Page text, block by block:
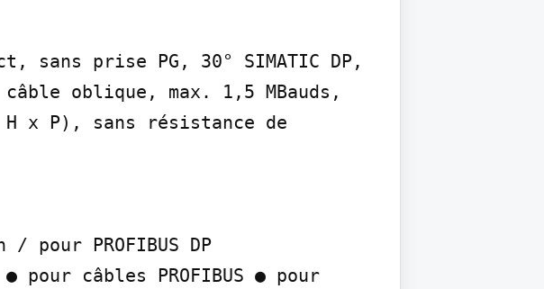
sans prise PG, 30° SIMATIC DP,
câble oblique, max. 1,5 MBauds,
H x P), sans résistance de
PROFIBUS DP
pour câbles PROFIBUS ● pour